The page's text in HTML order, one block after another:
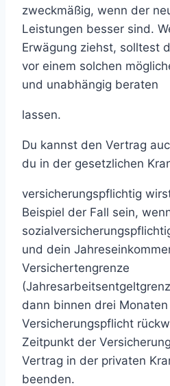
zweckmäßig, wenn der
Leistungen besser sind.
Erwägung ziehst, solltest
vor einem solchen
und unabhängig beraten
lassen.
Du kannst den Vertrag
du in der gesetzlichen
versicherungspflichtig
Beispiel der Fall sein,
und dein
Versichertengrenze
dann binnen drei
Versicherungspflicht
Zeitpunkt der
Vertrag in der privaten
beenden.